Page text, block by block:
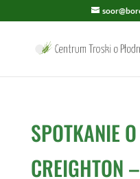
SPOTKANIE